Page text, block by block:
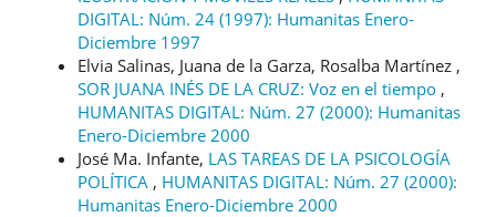
DIGITAL: Núm. 24 (1997): Humanitas Enero-
Diciembre 1997
Elvia Salinas, Juana de la Garza, Rosalba Martínez ,
SOR JUANA INÉS DE LA CRUZ: Voz en el tiempo ,
HUMANITAS DIGITAL: Núm. 27 (2000): Humanitas
Enero-Diciembre 2000
José Ma. Infante, LAS TAREAS DE LA PSICOLOGÍA
POLÍTICA , HUMANITAS DIGITAL: Núm. 27 (2000):
Humanitas Enero-Diciembre 2000